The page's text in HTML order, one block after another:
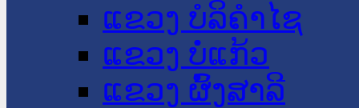
ແຂວງ ບໍລິຄໍາໄຊ
ແຂວງ ບໍ່ແກ້ວ
ແຂວງ ຜົ້ງສາລີ